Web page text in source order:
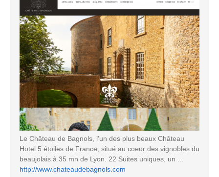
Le Château de Bagnols, l'un des plus beaux Château
Hotel 5 étoiles de France, situé au coeur des vignobles du
beaujolais à 35 mn de Lyon. 22 Suites uniques, un ...
http://www.chateaudebagnols.com